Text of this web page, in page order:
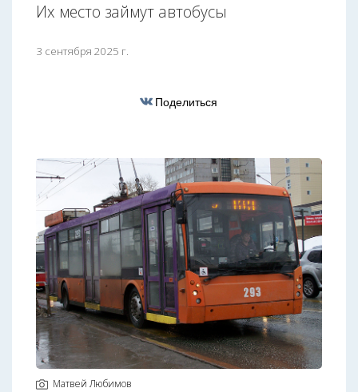
Их место займут автобусы
3 сентября 2025 г.
Поделиться
Матвей Любимов